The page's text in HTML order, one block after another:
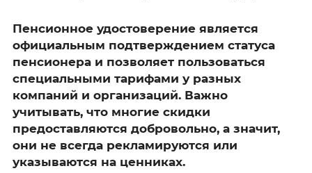
Пенсионное удостоверение является
официальным подтверждением статуса
пенсионера и позволяет пользоваться
специальными тарифами у разных
компаний и организаций. Важно
учитывать, что многие скидки
предоставляются добровольно, а значит,
они не всегда рекламируются или
указываются на ценниках.